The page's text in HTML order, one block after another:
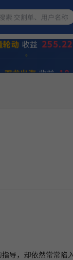
⭐
优选量化策略 收益
轮动 收益
双龙出海 收益
略
导，却依然常常